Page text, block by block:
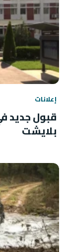
إعلانات
قبول جديد
بلايشت